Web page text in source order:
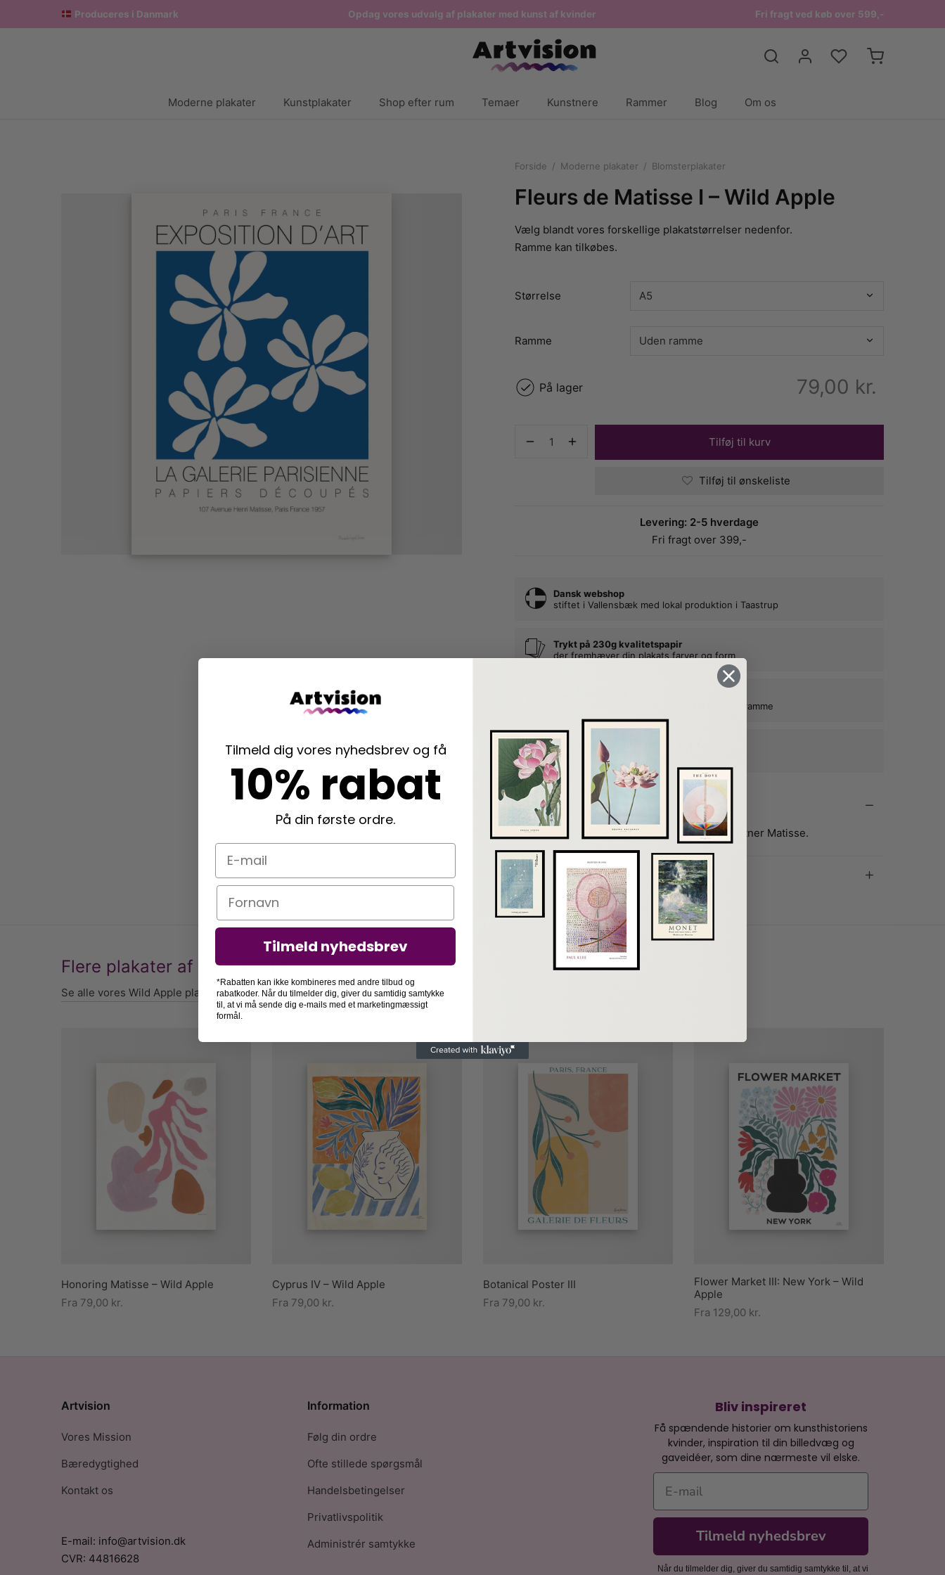
Produceres i Danmark Opdag vores udvalg af plakater med kunst af kvinder Fri fragt ved køb over 599,-
Moderne plakater Kunstplakater Shop efter rum Temaer Kunstnere Rammer Blog Om os
Forside / Moderne plakater / Blomsterplakater
Fleurs de Matisse I – Wild Apple
Vælg blandt vores forskellige plakatstørrelser nedenfor.
Ramme kan tilkøbes.
Størrelse
Ramme
79,00 kr.
På lager
Tilføj til kurv
Tilføj til ønskeliste
Levering: 2-5 hverdage
Fri fragt over 399,-
Dansk webshop
stiftet i Vallensbæk med lokal produktion i Taastrup
Trykt på 230g kvalitetspapir
der fremhæver din plakats farver og form
vi rammer din plakat ind, når du tilkøber en ramme
Langtidsholdbare rammer i egetræ
der beskytter dine plakater mange år frem
Beskrivelse
Moderne plakat inspireret af den franske kunstner Matisse.
Detaljer
Flere plakater af Wild Apple
Se alle vores Wild Apple plakater her
Honoring Matisse – Wild Apple
Fra 79,00 kr.
Cyprus IV – Wild Apple
Fra 79,00 kr.
Botanical Poster III
Fra 79,00 kr.
Flower Market III: New York – Wild
Apple
Fra 129,00 kr.
Bliv inspireret
Få spændende historier om kunsthistoriens
kvinder, inspiration til din billedvæg og
gaveidéer, som dine nærmeste vil elske.
E-mail
Tilmeld nyhedsbrev
Når du tilmelder dig, giver du samtidig samtykke til, at vi
Information
Følg din ordre
Ofte stillede spørgsmål
Handelsbetingelser
Privatlivspolitik
Administrér samtykke
Artvision
Vores Mission
Bæredygtighed
Kontakt os
E-mail: info@artvision.dk
CVR: 44816628
Tilmeld dig vores nyhedsbrev og få
10% rabat
På din første ordre.
E-mail
Navn
Tilmeld nyhedsbrev
*Rabatten kan ikke kombineres med andre tilbud og
rabatkoder. Når du tilmelder dig, giver du samtidig samtykke
til, at vi må sende dig e-mails med et marketingmæssigt
formål.